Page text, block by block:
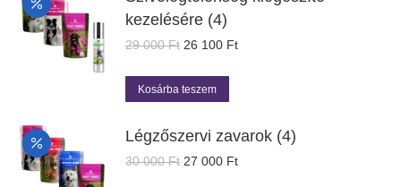
kezelésére (4)
29 000Ft Original
was:
29
26 100 FtCurrent
Kosárba teszem
Légzőszervi zavarok (4)
30 000Ft Original
27 000 FtCurrent